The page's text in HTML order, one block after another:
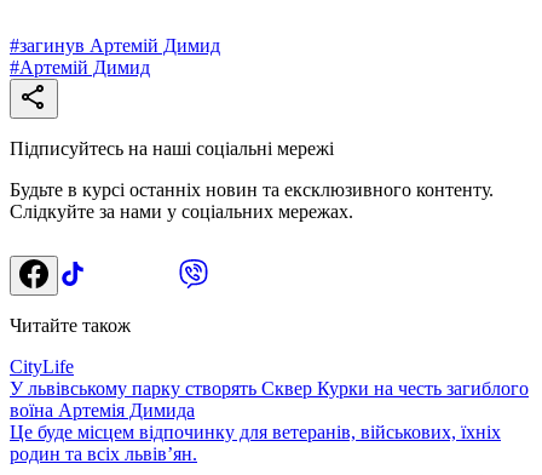
#загинув Артемій Димид
#Артемій Димид
Підписуйтесь на наші соціальні мережі
Будьте в курсі останніх новин та ексклюзивного контенту.
Слідкуйте за нами у соціальних мережах.
Читайте також
CityLife
У львівському парку створять Сквер Курки на честь загиблого
воїна Артемія Димида
Це буде місцем відпочинку для ветеранів, військових, їхніх
родин та всіх львів’ян.